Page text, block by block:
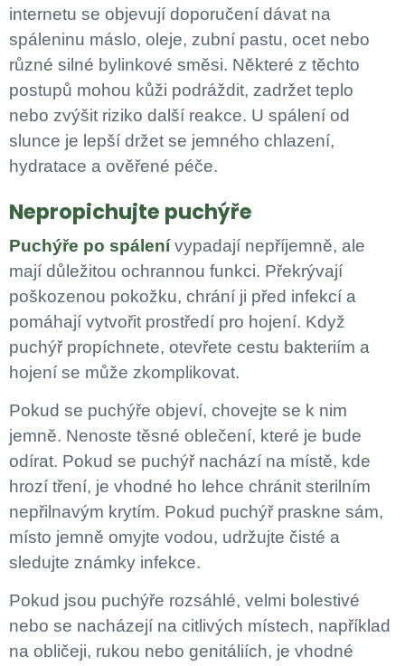
internetu se objevují doporučení dávat na
spáleninu máslo, oleje, zubní pastu, ocet nebo
různé silné bylinkové směsi. Některé z těchto
postupů mohou kůži podráždit, zadržet teplo
nebo zvýšit riziko další reakce. U spálení od
slunce je lepší držet se jemného chlazení,
hydratace a ověřené péče.
Nepropichujte puchýře
Puchýře po spálenívypadají nepříjemně, ale
mají důležitou ochrannou funkci. Překrývají
poškozenou pokožku, chrání ji před infekcí a
pomáhají vytvořit prostředí pro hojení. Když
puchýř propíchnete, otevřete cestu bakteriím a
hojení se může zkomplikovat.
Pokud se puchýře objeví, chovejte se k nim
jemně. Nenoste těsné oblečení, které je bude
odírat. Pokud se puchýř nachází na místě, kde
hrozí tření, je vhodné ho lehce chránit sterilním
nepřilnavým krytím. Pokud puchýř praskne sám,
místo jemně omyjte vodou, udržujte čisté a
sledujte známky infekce.
Pokud jsou puchýře rozsáhlé, velmi bolestivé
nebo se nacházejí na citlivých místech, například
na obličeji, rukou nebo genitáliích, je vhodné